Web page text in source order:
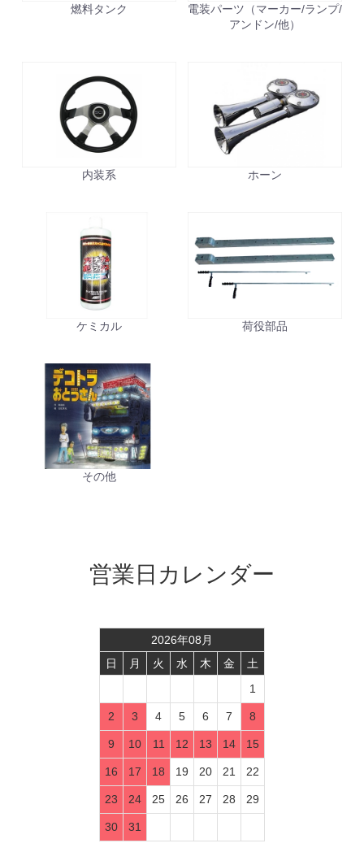
燃料タンク
電装パーツ（マーカー/ランプ/
アンドン/他）
内装系 ホーン
ケミカル 荷役部品
その他
営業日カレンダー
2026年08月
日
月 火 水 木 金
土
1
2 3 4 5 6 7 8
9 10 11 12 13 14 15
16 17 18 19 20 21 22
23 24 25 26 27 28 29
30 31